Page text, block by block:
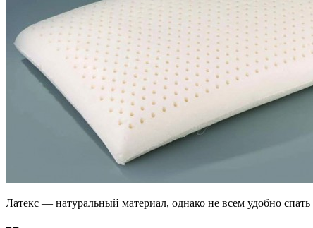
Латекс — натуральный материал, однако не всем удобно